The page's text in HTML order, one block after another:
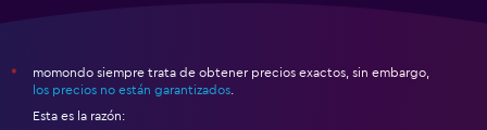
*
momondo siempre trata de obtener precios exactos, sin embargo,
los precios no están garantizados
Esta es la razón: